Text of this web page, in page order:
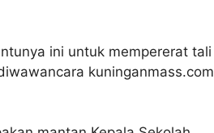
ini untuk mempererat tali
kuninganmass.com